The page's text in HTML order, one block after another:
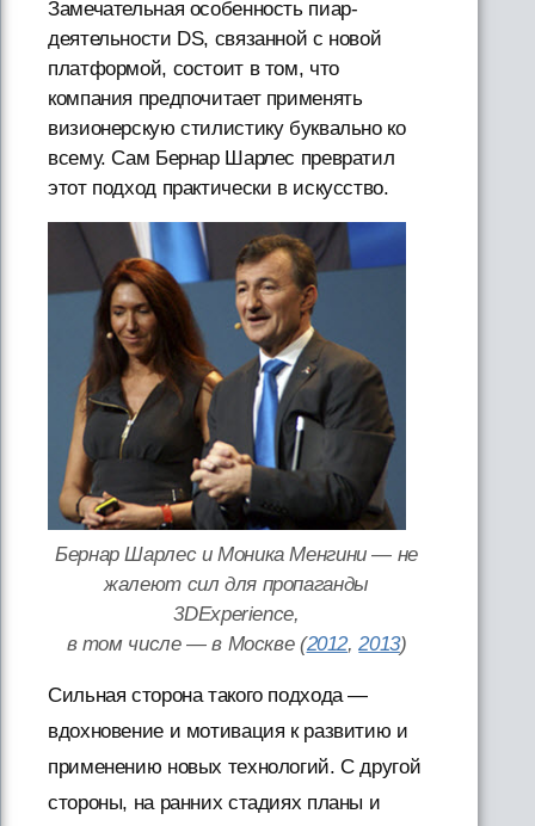
Замечательная особенность пиар-
деятельности DS, связанной с новой
платформой, состоит в том, что
компания предпочитает применять
визионерскую стилистику буквально ко
всему. Сам Бернар Шарлес превратил
этот подход практически в искусство.
Бернар Шарлес и Моника Менгини — не
жалеют сил для пропаганды
3DExperience,
в том числе — в Москве (2012,2013)
Сильная сторона такого подхода —
вдохновение и мотивация к развитию и
применению новых технологий. С другой
стороны, на ранних стадиях планы и